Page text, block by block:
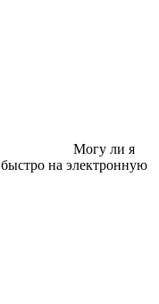
Могу ли я
на электронную